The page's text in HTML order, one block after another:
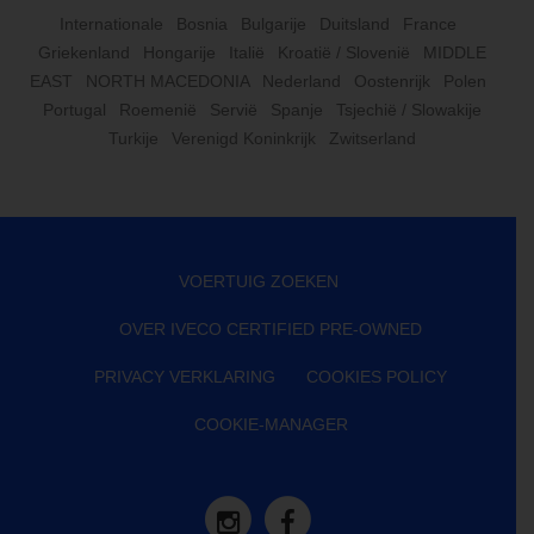
Internationale Bosnia Bulgarije Duitsland
France
Griekenland
Hongarije Italië Kroatië / Slovenië
MIDDLE
EAST
NORTH MACEDONIA Nederland Oostenrijk
Polen
Portugal
Roemenië Servië Spanje
Tsjechië / Slowakije
Turkije
Verenigd Koninkrijk Zwitserland
VOERTUIG ZOEKEN
OVER IVECO CERTIFIED PRE-OWNED
PRIVACY VERKLARING COOKIES POLICY
COOKIE-MANAGER